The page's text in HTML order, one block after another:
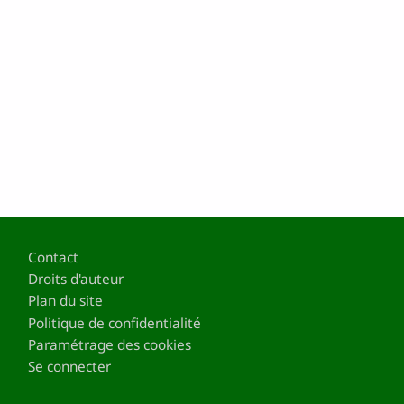
Pied de page
Contact
Droits d'auteur
Plan du site
Politique de confidentialité
Paramétrage des cookies
Se connecter